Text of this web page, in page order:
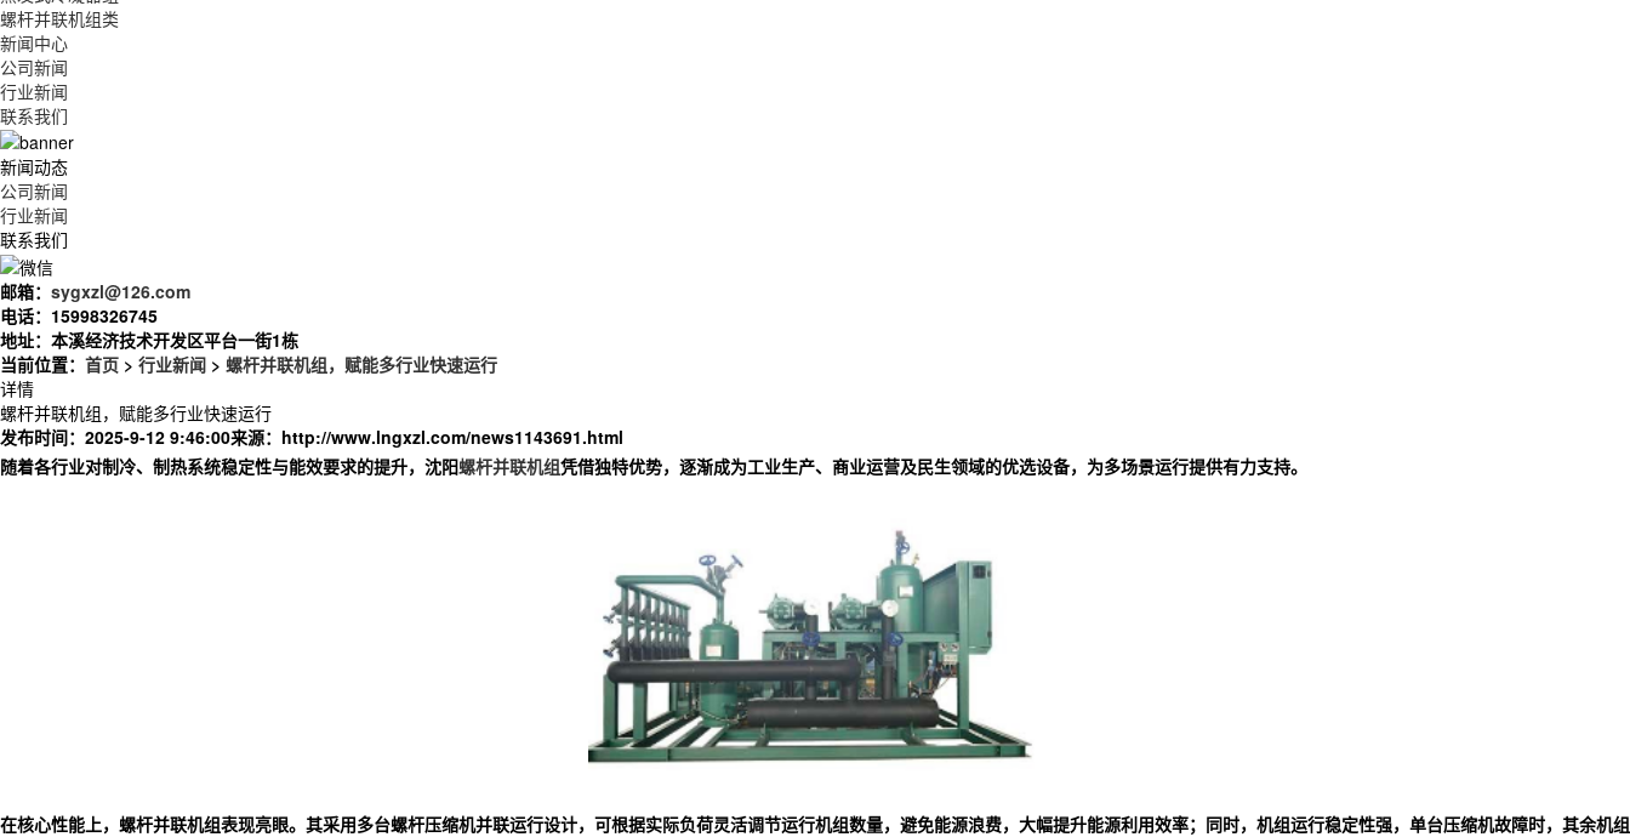
螺杆并联机组类
新闻中心
公司新闻
行业新闻
联系我们
新闻动态
公司新闻
行业新闻
联系我们
邮箱： sygxzl@126.com
电话： 15998326745
地址： 本溪经济技术开发区平台一街1栋
当前位置： 首页 > 行业新闻 > 螺杆并联机组，赋能多行业快速运行
详情
螺杆并联机组，赋能多行业快速运行
发布时间：2025-9-12 9:46:00来源： http://www.lngxzl.com/news1143691.html
随着各行业对制冷、制热系统稳定性与能效要求的提升，沈阳螺杆并联机组凭借独特优势，逐渐成为工业生产、商业运营及民生领域的优选设备，为多场景运行提供有力支持。
在核心性能上，螺杆并联机组表现亮眼。其采用多台螺杆压缩机并联运行设计，可根据实际负荷灵活调节运行机组数量，避免能源浪费，大幅提升能源利用效率；同时，机组运行稳定性强，单台压缩机故障时，其余机组